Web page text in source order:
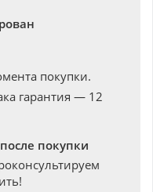
покупки.
гарантия — 12
покупки